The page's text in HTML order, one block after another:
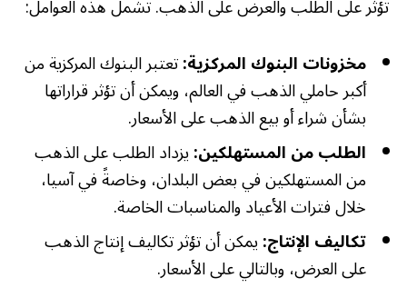
تؤثر على الطلب والعرض على الذهب. تشمل هذه العوامل:
مخزونات البنوك المركزية:تعتبر البنوك المركزية من
أكبر حاملي الذهب في العالم، ويمكن أن تؤثر قراراتها
بشأن شراء أو بيع الذهب على الأسعار.
الطلب من المستهلكين:يزداد الطلب على الذهب
من المستهلكين في بعض البلدان، وخاصةً في آسيا،
خلال فترات الأعياد والمناسبات الخاصة.
تكاليف الإنتاج:يمكن أن تؤثر تكاليف إنتاج الذهب
على العرض، وبالتالي على الأسعار.